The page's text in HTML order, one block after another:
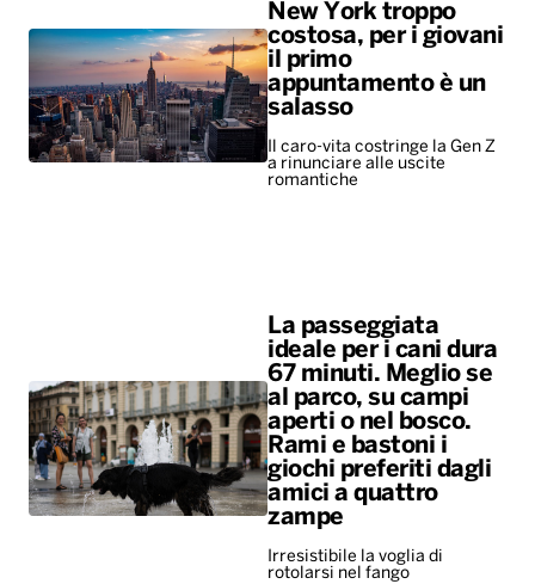
New York troppo
costosa, per i giovani
il primo
appuntamento è un
salasso
Il caro-vita costringe la Gen Z
a rinunciare alle uscite
romantiche
La passeggiata
ideale per i cani dura
67 minuti. Meglio se
al parco, su campi
aperti o nel bosco.
Rami e bastoni i
giochi preferiti dagli
amici a quattro
zampe
Irresistibile la voglia di
rotolarsi nel fango